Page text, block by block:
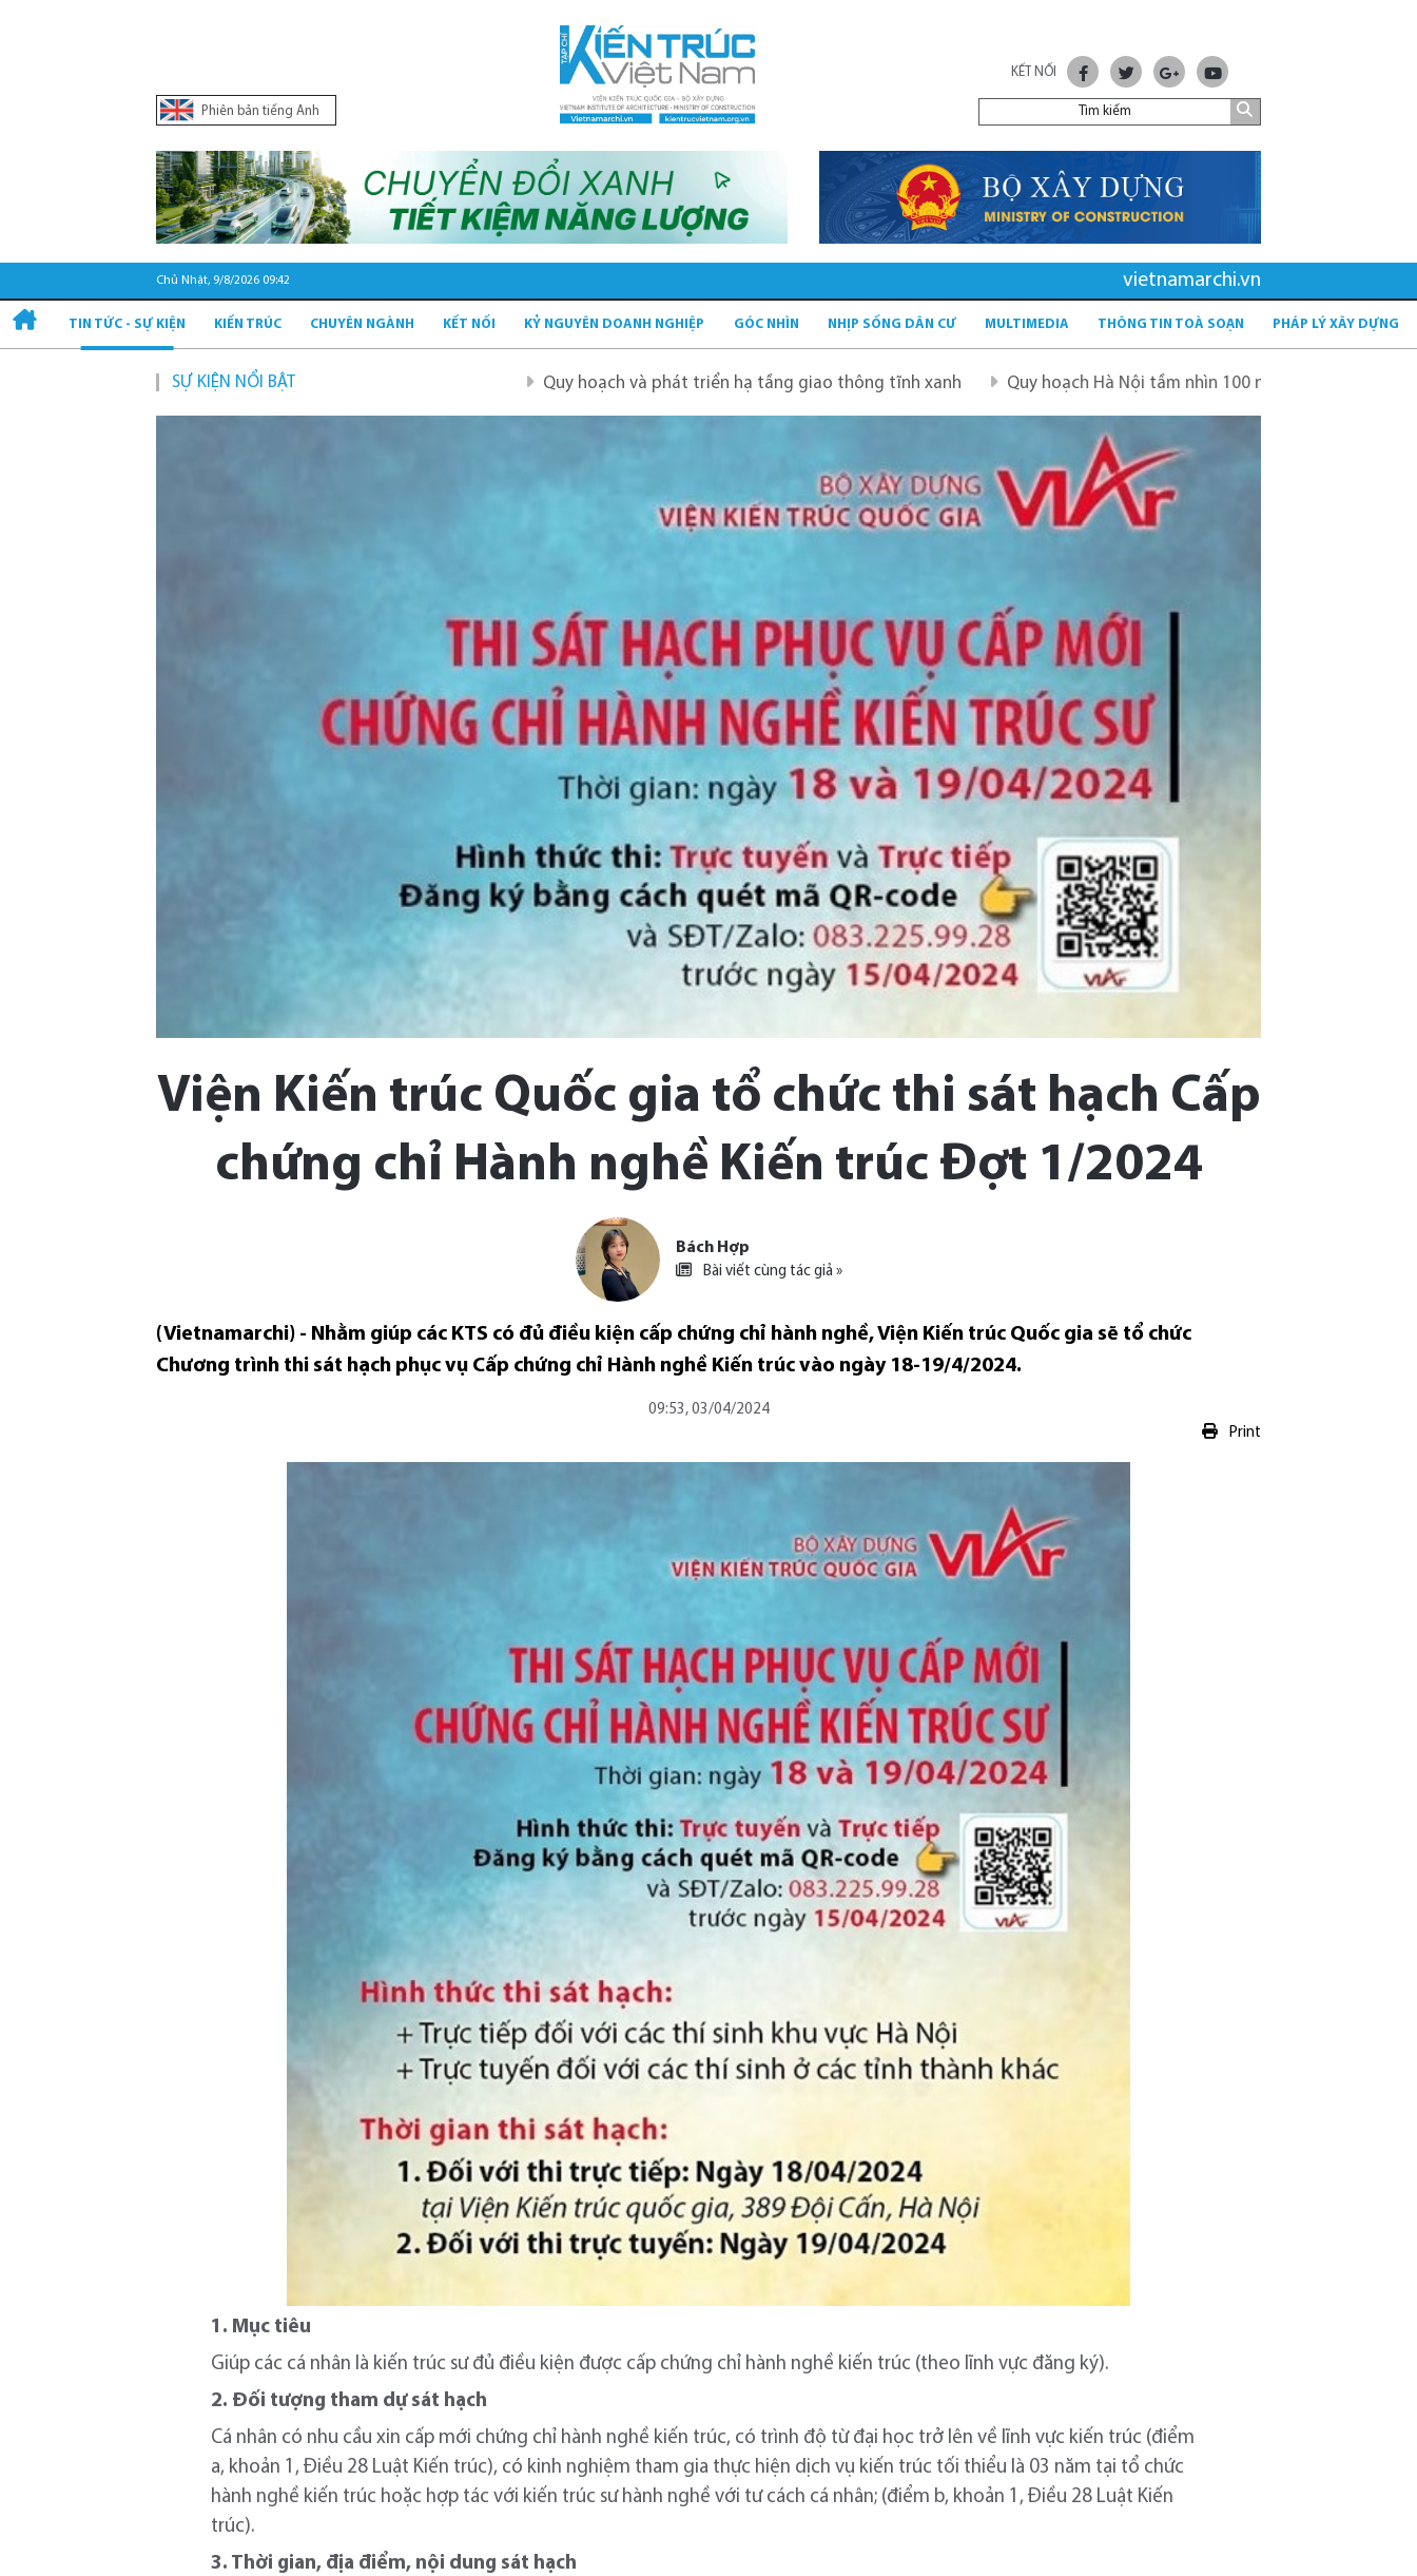
Phiên bản tiếng Anh
KẾT NỐI
Chủ Nhật, 9/8/2026 09:42 vietnamarchi.vn
TIN TỨC - SỰ KIỆN KIẾN TRÚC CHUYÊN NGÀNH KẾT NỐI KỶ NGUYÊN DOANH NGHIỆP GÓC NHÌN NHỊP SỐNG DÂN CƯ MULTIMEDIA THÔNG TIN TOÀ SOẠN PHÁP LÝ XÂY DỰNG
SỰ KIỆN NỔI BẬT Quy hoạch và phát triển hạ tầng giao thông tĩnh xanh Quy hoạch Hà Nội tầm nhìn 100 năm Quy hoạch mới sau
Viện Kiến trúc Quốc gia tổ chức thi sát hạch Cấp
chứng chỉ Hành nghề Kiến trúc Đợt 1/2024
Bách Hợp
Bài viết cùng tác giả »
(Vietnamarchi) - Nhằm giúp các KTS có đủ điều kiện cấp chứng chỉ hành nghề, Viện Kiến trúc Quốc gia sẽ tổ chức
Chương trình thi sát hạch phục vụ Cấp chứng chỉ Hành nghề Kiến trúc vào ngày 18-19/4/2024.
09:53, 03/04/2024
Print
1. Mục tiêu
Giúp các cá nhân là kiến trúc sư đủ điều kiện được cấp chứng chỉ hành nghề kiến trúc (theo lĩnh vực đăng ký).
2. Đối tượng tham dự sát hạch
Cá nhân có nhu cầu xin cấp mới chứng chỉ hành nghề kiến trúc, có trình độ từ đại học trở lên về lĩnh vực kiến trúc (điểm
a, khoản 1, Điều 28 Luật Kiến trúc), có kinh nghiệm tham gia thực hiện dịch vụ kiến trúc tối thiểu là 03 năm tại tổ chức
hành nghề kiến trúc hoặc hợp tác với kiến trúc sư hành nghề với tư cách cá nhân; (điểm b, khoản 1, Điều 28 Luật Kiến
trúc).
3. Thời gian, địa điểm, nội dung sát hạch